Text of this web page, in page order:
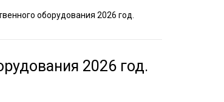
оборудования 2026 год.
2026 год.